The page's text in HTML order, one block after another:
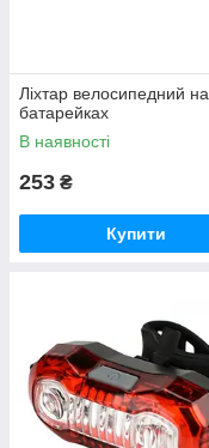
Ліхтар велосипедний на
батарейках
В наявності
253 ₴
Купити